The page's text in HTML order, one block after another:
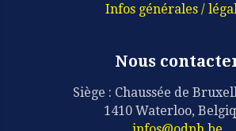
Infos générales /
Nous
Siège : Chaussée de
1410 Waterloo,